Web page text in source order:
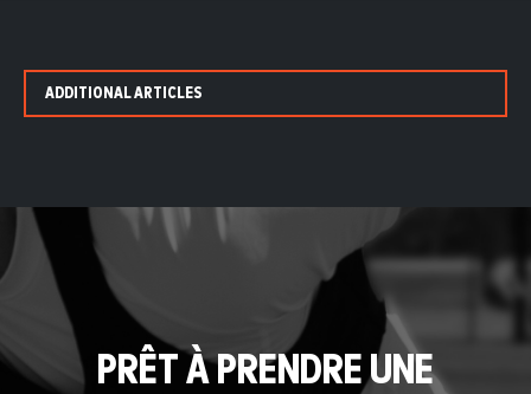
ADDITIONAL ARTICLES
PRÊT À PRENDRE UNE